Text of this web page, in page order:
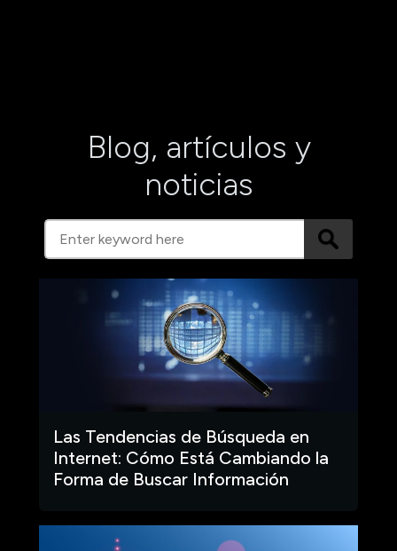
Blog, artículos y
noticias
Las Tendencias de Búsqueda en
Internet: Cómo Está Cambiando la
Forma de Buscar Información